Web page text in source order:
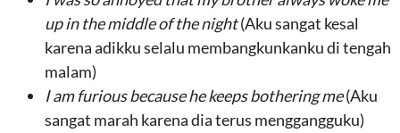
up in the middle of the night(Aku sangat kesal
karena adikku selalu membangkunkanku di tengah
malam)
I am furious because he keeps bothering me(Aku
sangat marah karena dia terus menggangguku)